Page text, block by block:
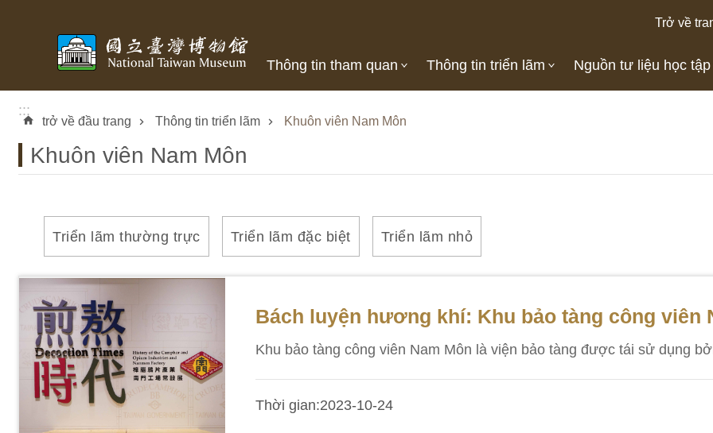
Trở về
Thông tin tham quan Thông tin triển lãm Nguồn tư liệu học tập
:::
trở về đầu trang Thông tin triển lãm Khuôn viên Nam Môn
Khuôn viên Nam Môn
Triển lãm thường trực Triển lãm đặc biệt Triển lãm nhỏ
Bách luyện hương khí: Khu bảo tàng công
Khu bảo tàng công viên Nam Môn là viện bảo tàng được tái sử dụng
Thời gian:2023-10-24